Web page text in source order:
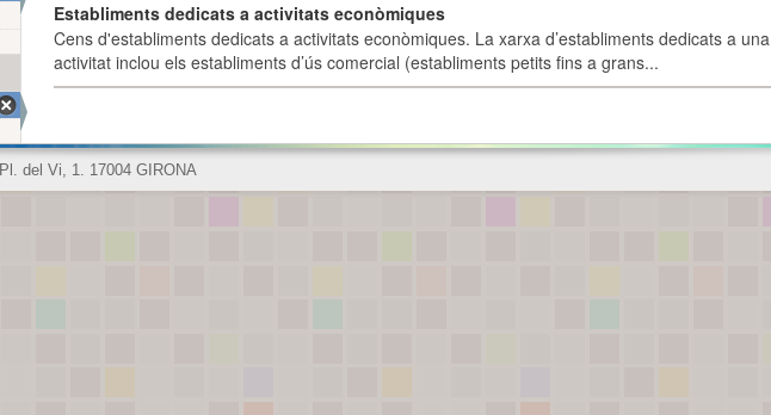
Establiments dedicats a activitats econòmiques
Cens d'establiments dedicats a activitats econòmiques. La xarxa d’establiments dedicats a una
activitat inclou els establiments d’ús comercial (establiments petits fins a grans...
Pl. del Vi, 1. 17004 GIRONA